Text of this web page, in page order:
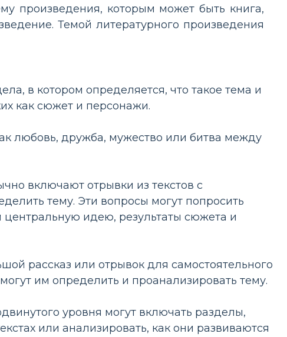
произведения, которым может быть книга,
Темой литературного произведения
в котором определяется, что такое тема и
как сюжет и персонажи.
любовь, дружба, мужество или битва между
включают отрывки из текстов с
тему. Эти вопросы могут попросить
идею, результаты сюжета и
рассказ или отрывок для самостоятельного
им определить и проанализировать тему.
уровня могут включать разделы,
или анализировать, как они развиваются